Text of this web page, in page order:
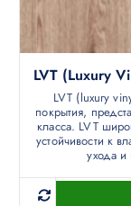
LVT (luxury
LVT (luxury
покрытия,
класса. LVT
устойчивости к
ухода